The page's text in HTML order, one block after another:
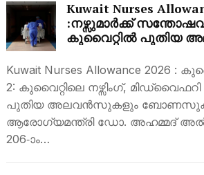
Kuwait Nurses
:നഴ്സുമാർക്ക്
കുവൈറ്റിൽ പുതിയ
Kuwait Nurses Allowance 2026 :
2: കുവൈറ്റിലെ നഴ്സിംഗ്, മിഡ്‌വൈഫറി
പുതിയ അലവൻസുകളും
ആരോഗ്യമന്ത്രി ഡോ. അഹമ്മദ് അൽ-
206-ാം…